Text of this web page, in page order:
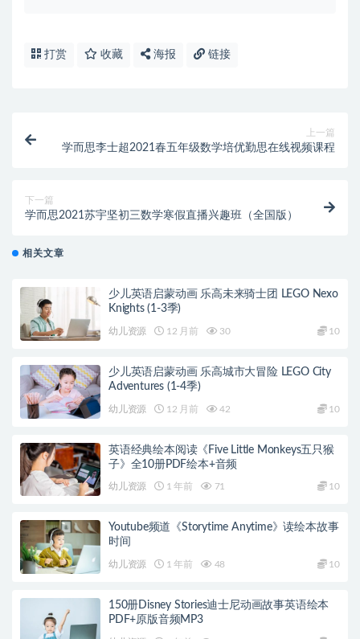
打赏 收藏 海报 链接
上一篇
学而思李士超2021春五年级数学培优勤思在线视频课程
下一篇
学而思2021苏宇坚初三数学寒假直播兴趣班（全国版）
相关文章
少儿英语启蒙动画 乐高未来骑士团 LEGO Nexo
Knights (1-3季)
幼儿资源 12 月前 30 10
少儿英语启蒙动画 乐高城市大冒险 LEGO City
Adventures (1-4季)
幼儿资源 12 月前 42 10
英语经典绘本阅读《Five Little Monkeys五只猴
子》全10册PDF绘本+音频
幼儿资源 1 年前 71 10
Youtube频道《Storytime Anytime》读绘本故事
时间
幼儿资源 1 年前 48 10
150册Disney Stories迪士尼动画故事英语绘本
PDF+原版音频MP3